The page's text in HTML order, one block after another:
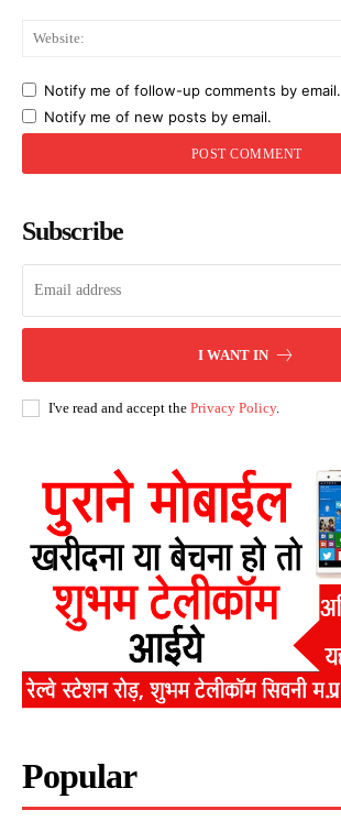
Notify me of follow-up comments by email.
Notify me of new posts by email.
Subscribe
I WANT IN
I've read and accept the Privacy Policy.
Popular